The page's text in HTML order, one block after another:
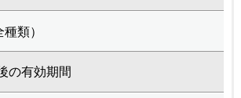
類）
の有効期間